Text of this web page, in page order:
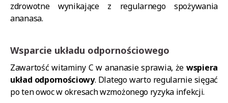
zdrowotne wynikające z regularnego spożywania
ananasa.
Wsparcie układu odpornościowego
Zawartość witaminy C w ananasie sprawia, żewspiera
układ odpornościowy. Dlatego warto regularnie sięgać
po ten owoc w okresach wzmożonego ryzyka infekcji.